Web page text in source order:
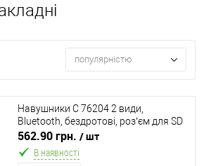
популярністю
Навушники C 76204 2 види,
Bluetooth, бездротові, роз’єм для SD
карти, в коробці
562.90 грн. / шт
В наявності